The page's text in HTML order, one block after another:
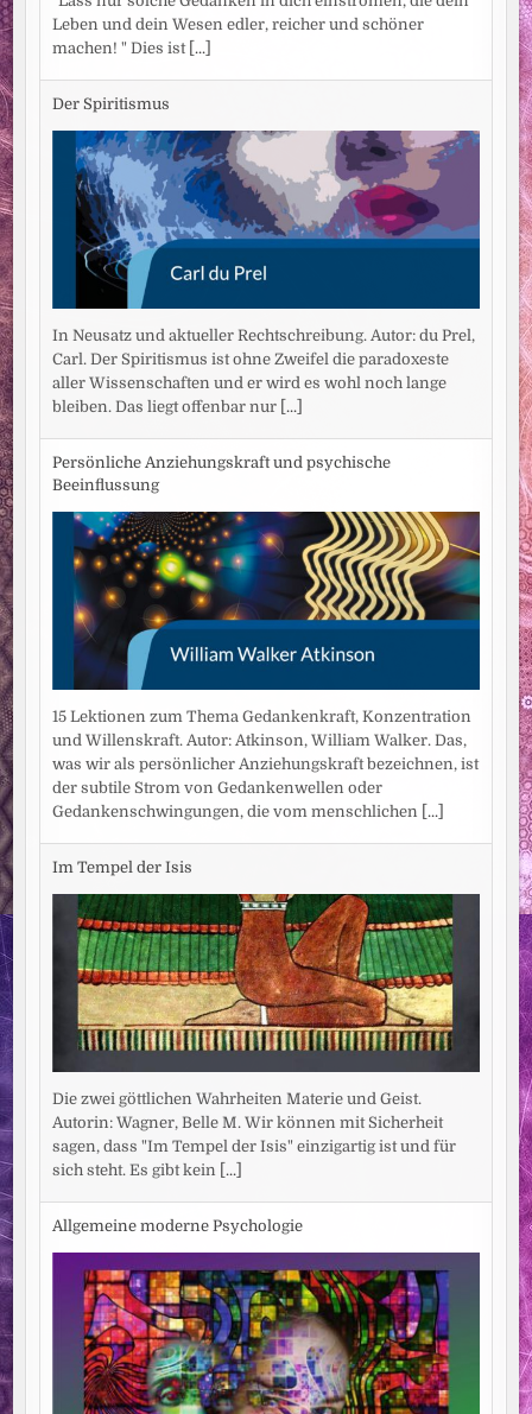
Leben und dein Wesen edler, reicher und schöner
machen! " Dies ist [...]
Der Spiritismus
In Neusatz und aktueller Rechtschreibung. Autor: du Prel,
Carl. Der Spiritismus ist ohne Zweifel die paradoxeste
aller Wissenschaften und er wird es wohl noch lange
bleiben. Das liegt offenbar nur [...]
Persönliche Anziehungskraft und psychische
Beeinflussung
15 Lektionen zum Thema Gedankenkraft, Konzentration
und Willenskraft. Autor: Atkinson, William Walker. Das,
was wir als persönlicher Anziehungskraft bezeichnen, ist
der subtile Strom von Gedankenwellen oder
Gedankenschwingungen, die vom menschlichen [...]
Im Tempel der Isis
Die zwei göttlichen Wahrheiten Materie und Geist.
Autorin: Wagner, Belle M. Wir können mit Sicherheit
sagen, dass "Im Tempel der Isis" einzigartig ist und für
sich steht. Es gibt kein [...]
Allgemeine moderne Psychologie